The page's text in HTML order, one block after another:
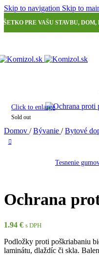
Skip to navigation Skip to
PRE VAŠU STAVBU, DOM,
Sold out
Click to enlarge
Domov / Bývanie / Bytové
Tesnenie
Ochrana
1.94 € s DPH
Podložky proti poškriabaniu
laminátu, dlaždíc či skla.